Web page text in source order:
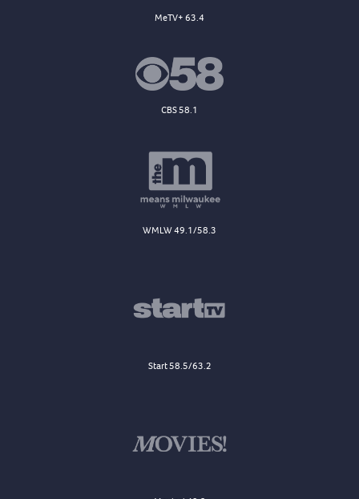
MeTV+ 63.4
CBS 58.1
WMLW 49.1/58.3
Start 58.5/63.2